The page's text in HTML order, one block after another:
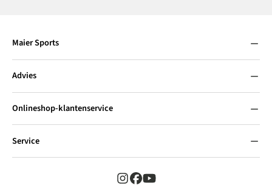
Maier Sports
Advies
Onlineshop-klantenservice
Service